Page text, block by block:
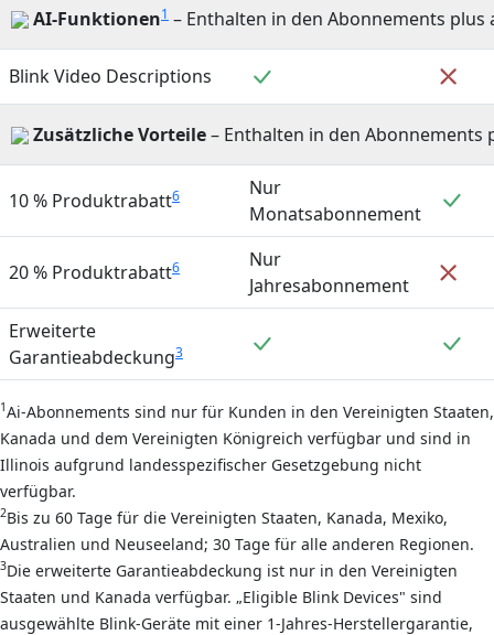
AI-Funktionen1 – Enthalten in den Abonnements plus
Blink Video Descriptions
Zusätzliche Vorteile– Enthalten in den Abonnements
10 % Produktrabatt6
Nur
Monatsabonnement
20 % Produktrabatt6
Nur
Jahresabonnement
Erweiterte
Garantieabdeckung3
1Ai-Abonnements sind nur für Kunden in den Vereinigten Staaten,
Kanada und dem Vereinigten Königreich verfügbar und sind in
Illinois aufgrund landesspezifischer Gesetzgebung nicht
verfügbar.
2Bis zu 60 Tage für die Vereinigten Staaten, Kanada, Mexiko,
Australien und Neuseeland; 30 Tage für alle anderen Regionen.
3Die erweiterte Garantieabdeckung ist nur in den Vereinigten
Staaten und Kanada verfügbar. „Eligible Blink Devices" sind
ausgewählte Blink-Geräte mit einer 1-Jahres-Herstellergarantie,